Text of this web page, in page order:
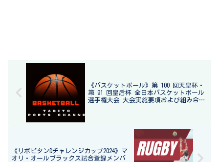
《バスケットボール》第 100 回天皇杯・
第 91 回皇后杯 全日本バスケットボール
選手権大会 大会実施要項および組み合わ
《リポビタンDチャレンジカップ2024》マ
オリ・オールブラックス試合登録メンバ